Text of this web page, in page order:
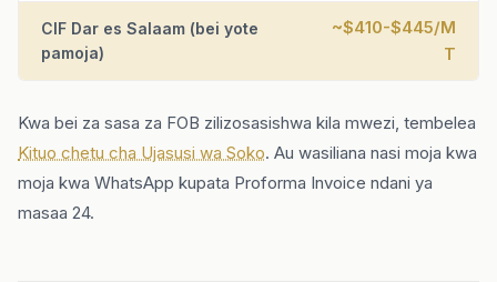
CIF Dar es Salaam (bei yote
pamoja)
~$410-$445/M
T
Kwa bei za sasa za FOB zilizosasishwa kila mwezi, tembelea
Kituo chetu cha Ujasusi wa Soko. Au wasiliana nasi moja kwa
moja kwa WhatsApp kupata Proforma Invoice ndani ya
masaa 24.